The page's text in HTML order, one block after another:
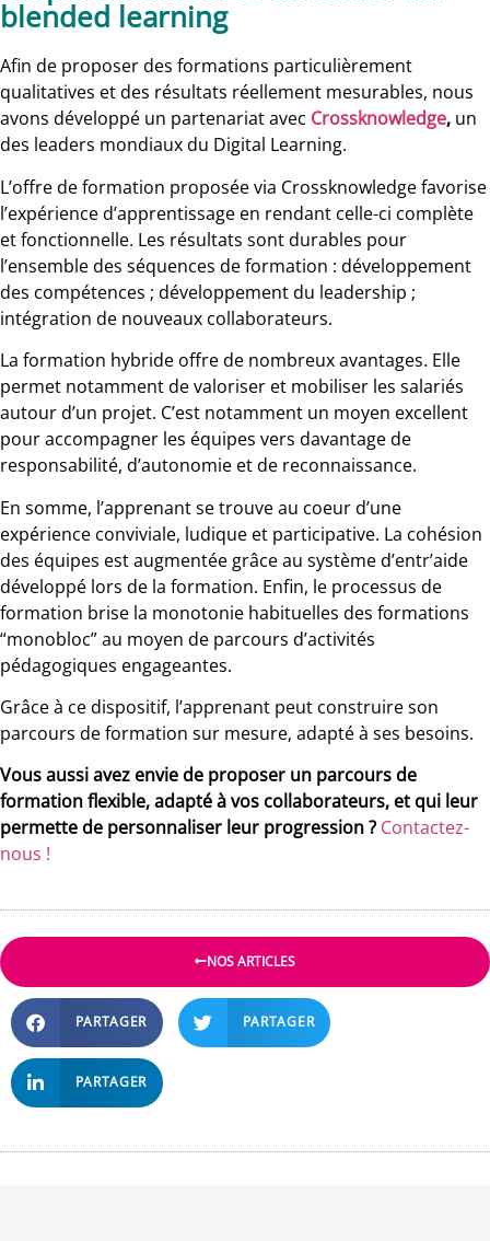
blended learning
Afin de proposer des formations particulièrement
qualitatives et des résultats réellement mesurables, nous
avons développé un partenariat avec Crossknowledge, un
des leaders mondiaux du Digital Learning.
L’offre de formation proposée via Crossknowledge favorise
l’expérience d’apprentissage en rendant celle-ci complète
et fonctionnelle. Les résultats sont durables pour
l’ensemble des séquences de formation : développement
des compétences ; développement du leadership ;
intégration de nouveaux collaborateurs.
La formation hybride offre de nombreux avantages. Elle
permet notamment de valoriser et mobiliser les salariés
autour d’un projet. C’est notamment un moyen excellent
pour accompagner les équipes vers davantage de
responsabilité, d’autonomie et de reconnaissance.
En somme, l’apprenant se trouve au coeur d’une
expérience conviviale, ludique et participative. La cohésion
des équipes est augmentée grâce au système d’entr’aide
développé lors de la formation. Enfin, le processus de
formation brise la monotonie habituelles des formations
“monobloc” au moyen de parcours d’activités
pédagogiques engageantes.
Grâce à ce dispositif, l’apprenant peut construire son
parcours de formation sur mesure, adapté à ses besoins.
Vous aussi avez envie de proposer un parcours de
formation flexible, adapté à vos collaborateurs, et qui leur
permette de personnaliser leur progression ? Contactez-
nous !
NOS ARTICLES
PARTAGER PARTAGER
PARTAGER